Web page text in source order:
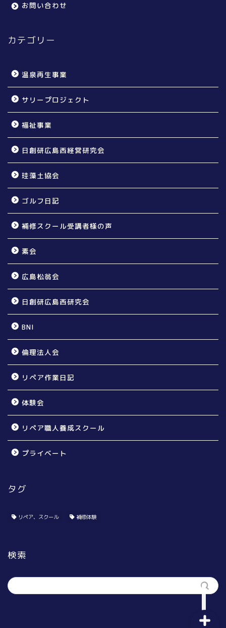
お問い合わせ
カテゴリー
温泉再生事業
サリープロジェクト
福祉事業
日創研広島西経営研究会
珪藻土協会
ゴルフ日記
補修スクール受講者様の声
素会
広島松翁会
日創研広島西研究会
BNI
倫理法人会
リペア作業日記
体験会
リペア職人養成スクール
プライベート
タグ
リペア、スクール 補修体験
検索